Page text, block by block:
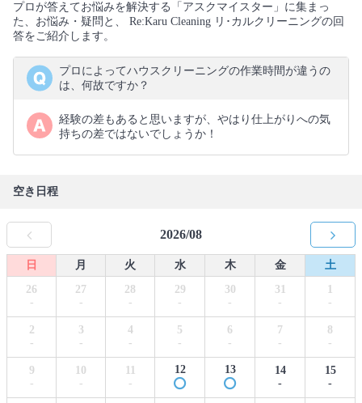
プロが答えてお悩みを解決する「アスクマイスター」に集まっ
た、お悩み・疑問と、 Re:Karu Cleaning リ･カルクリーニングの回
答をご紹介します。
プロによってハウスクリーニングの作業時間が違うの
は、何故ですか？
経験の差もあると思いますが、やはり仕上がりへの気
持ちの差ではないでしょうか！
空き日程
2026/08
日 月 火 水 木 金
土
26
-
27
-
28
-
29
-
30
-
31
-
1
-
2
-
3
-
4
-
5
-
6
-
7
-
8
-
9
-
10
-
11
-
12 13
14
-
15
-